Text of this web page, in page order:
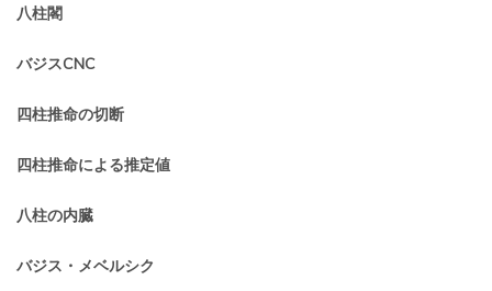
八柱閣
バジスCNC
四柱推命の切断
四柱推命による推定値
八柱の内臓
バジス・メベルシク